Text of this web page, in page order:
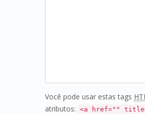
Você pode usar estas tags
atributos: <a href=""